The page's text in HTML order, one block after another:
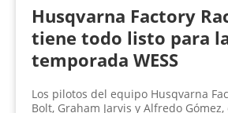
Husqvarna Factory
tiene todo listo para
temporada WESS
Los pilotos del equipo Husqvarna
Bolt, Graham Jarvis y Alfredo